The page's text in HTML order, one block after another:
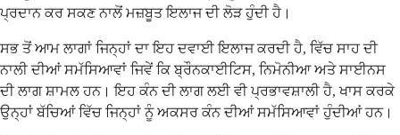
ਪ੍ਰਦਾਨ ਕਰ ਸਕਣ ਨਾਲੋਂ ਮਜ਼ਬੂਤ ਇਲਾਜ ਦੀ ਲੋੜ ਹੁੰਦੀ ਹੈ।
ਸਭ ਤੋਂ ਆਮ ਲਾਗਾਂ ਜਿਨ੍ਹਾਂ ਦਾ ਇਹ ਦਵਾਈ ਇਲਾਜ ਕਰਦੀ ਹੈ, ਵਿੱਚ ਸਾਹ ਦੀ
ਨਾਲੀ ਦੀਆਂ ਸਮੱਸਿਆਵਾਂ ਜਿਵੇਂ ਕਿ ਬ੍ਰੌਨਕਾਈਟਿਸ, ਨਿਮੋਨੀਆ ਅਤੇ ਸਾਈਨਸ
ਦੀ ਲਾਗ ਸ਼ਾਮਲ ਹਨ। ਇਹ ਕੰਨ ਦੀ ਲਾਗ ਲਈ ਵੀ ਪ੍ਰਭਾਵਸ਼ਾਲੀ ਹੈ, ਖਾਸ ਕਰਕੇ
ਉਨ੍ਹਾਂ ਬੱਚਿਆਂ ਵਿੱਚ ਜਿਨ੍ਹਾਂ ਨੂੰ ਅਕਸਰ ਕੰਨ ਦੀਆਂ ਸਮੱਸਿਆਵਾਂ ਹੁੰਦੀਆਂ ਹਨ।